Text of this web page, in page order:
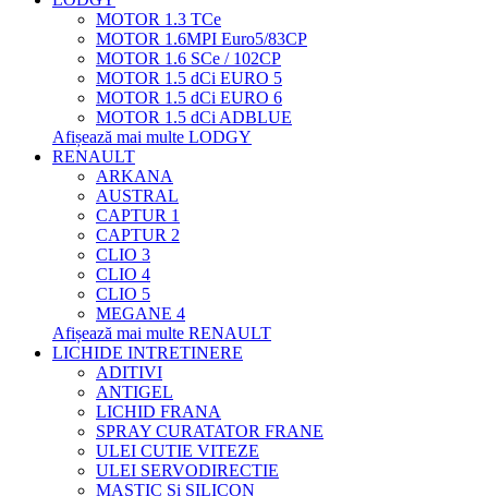
MOTOR 1.3 TCe
MOTOR 1.6MPI Euro5/83CP
MOTOR 1.6 SCe / 102CP
MOTOR 1.5 dCi EURO 5
MOTOR 1.5 dCi EURO 6
MOTOR 1.5 dCi ADBLUE
Afișează mai multe LODGY
RENAULT
ARKANA
AUSTRAL
CAPTUR 1
CAPTUR 2
CLIO 3
CLIO 4
CLIO 5
MEGANE 4
Afișează mai multe RENAULT
LICHIDE INTRETINERE
ADITIVI
ANTIGEL
LICHID FRANA
SPRAY CURATATOR FRANE
ULEI CUTIE VITEZE
ULEI SERVODIRECTIE
MASTIC Si SILICON